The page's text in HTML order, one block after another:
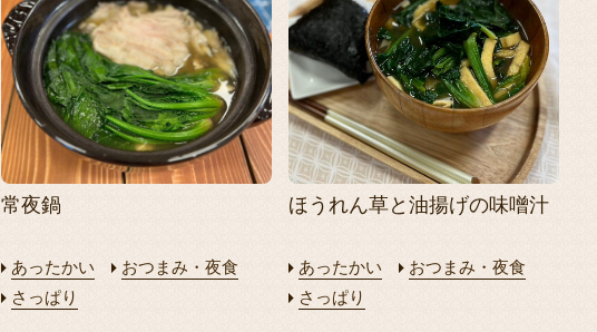
常夜鍋
あったかい
おつまみ・夜食
さっぱり
ほうれん草と油揚げの味噌汁
あったかい
おつまみ・夜食
さっぱり